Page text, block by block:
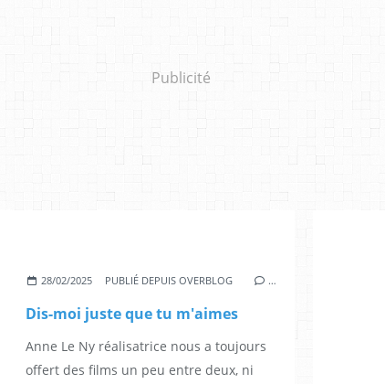
Publicité
ELODIE BOUCHEZ, OMAR SY ,JOSÉ GARCIA,VANESSA PARADIS
28/02/2025 PUBLIÉ DEPUIS OVERBLOG …
Dis-moi juste que tu m'aimes
Anne Le Ny réalisatrice nous a toujours
offert des films un peu entre deux, ni